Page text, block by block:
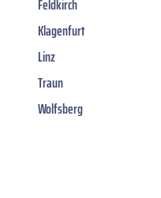
Feldkirch
Klagenfurt
Linz
Traun
Wolfsberg